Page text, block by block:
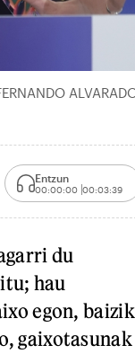
Entzun
00:00:00 00:03:39
du
hau
egon, baizik
gaixotasunak